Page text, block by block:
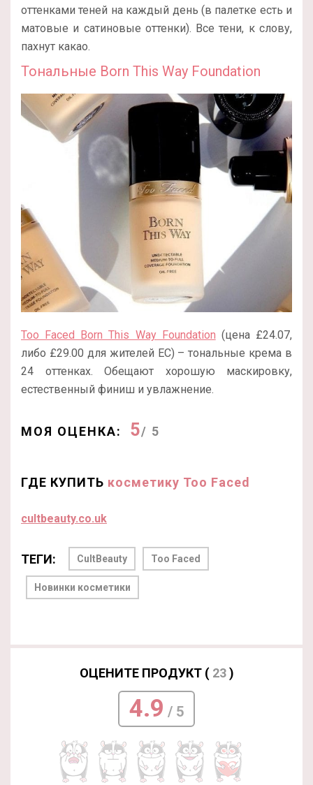
оттенками теней на каждый день (в палетке есть и
матовые и сатиновые оттенки). Все тени, к слову,
пахнут какао.
Тональные Born This Way Foundation
Too Faced Born This Way Foundation (цена £24.07,
либо £29.00 для жителей ЕС) – тональные крема в
24 оттенках. Обещают хорошую маскировку,
естественный финиш и увлажнение.
МОЯ ОЦЕНКА: 5/ 5
ГДЕ КУПИТЬ косметику Too Faced
cultbeauty.co.uk
ТЕГИ: CultBeauty Too Faced
Новинки косметики
ОЦЕНИТЕ ПРОДУКТ ( 23)
4.9 / 5